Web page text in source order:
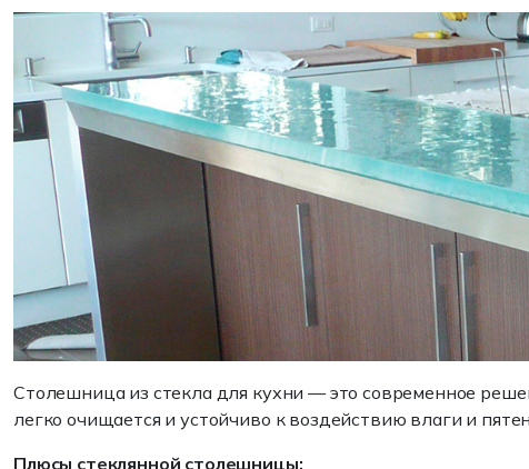
Столешница из стекла для кухни — это современное
легко очищается и устойчиво к воздействию влаги и
Плюсы стеклянной столешницы: